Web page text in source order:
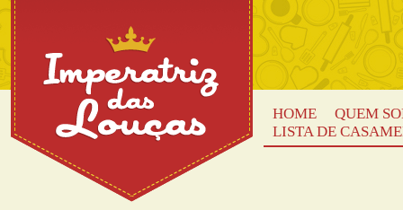
HOME
QUEM
LISTA DE